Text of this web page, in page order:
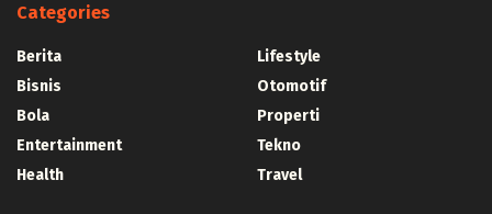
Categories
Berita
Bisnis
Bola
Entertainment
Health
Lifestyle
Otomotif
Properti
Tekno
Travel